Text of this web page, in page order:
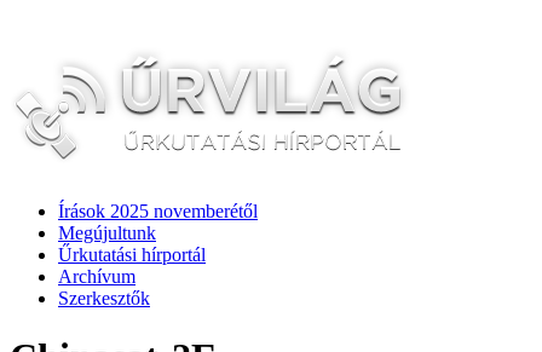
Írások 2025 novemberétől
Megújultunk
Űrkutatási hírportál
Archívum
Szerkesztők